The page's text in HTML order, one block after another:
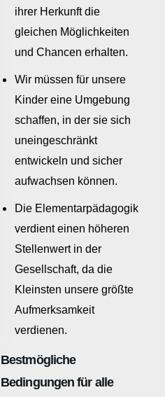
ihrer Herkunft die
gleichen Möglichkeiten
und Chancen erhalten.
Wir müssen für unsere
Kinder eine Umgebung
schaffen, in der sie sich
uneingeschränkt
entwickeln und sicher
aufwachsen können.
Die Elementarpädagogik
verdient einen höheren
Stellenwert in der
Gesellschaft, da die
Kleinsten unsere größte
Aufmerksamkeit
verdienen.
Bestmögliche
Bedingungen für alle